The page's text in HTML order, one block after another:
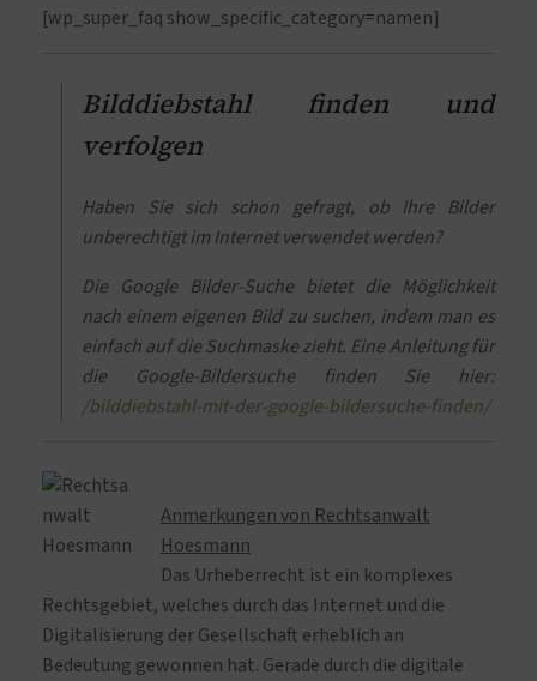
[wp_super_faq show_specific_category=namen]
Bilddiebstahl finden und
verfolgen
Haben Sie sich schon gefragt, ob Ihre Bilder
unberechtigt im Internet verwendet werden?
Die Google Bilder-Suche bietet die Möglichkeit
nach einem eigenen Bild zu suchen, indem man es
einfach auf die Suchmaske zieht. Eine Anleitung für
die Google-Bildersuche finden Sie hier:
/bilddiebstahl-mit-der-google-bildersuche-finden/
Anmerkungen von Rechtsanwalt
Hoesmann
Das Urheberrecht ist ein komplexes
Rechtsgebiet, welches durch das Internet und die
Digitalisierung der Gesellschaft erheblich an
Bedeutung gewonnen hat. Gerade durch die digitale